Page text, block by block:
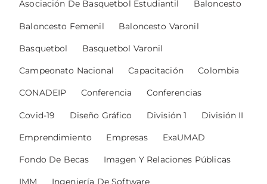
Asociación De Basquetbol Estudiantil Baloncesto
Baloncesto Femenil Baloncesto Varonil
Basquetbol Basquetbol Varonil
Campeonato Nacional Capacitación Colombia
CONADEIP Conferencia Conferencias
Covid-19 Diseño Gráfico División 1 División II
Emprendimiento Empresas ExaUMAD
Fondo De Becas Imagen Y Relaciones Públicas
IMM Ingeniería De Software